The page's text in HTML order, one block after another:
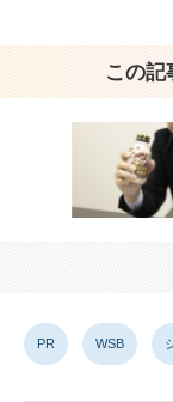
この記
PR WSB